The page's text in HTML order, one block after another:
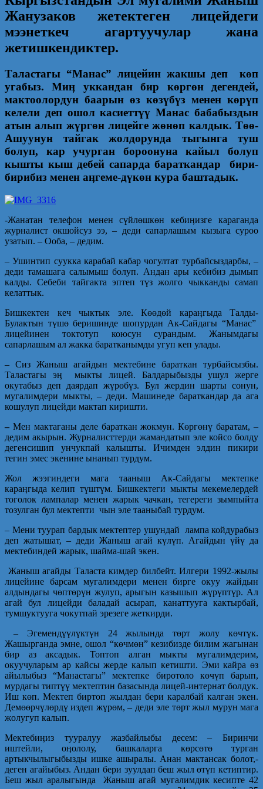
Жанузаков жетектеген лицейдеги
мээнеткеч агартуучулар жана
жетишкендиктер.
Таластагы “Манас” лицейин жакшы деп көп
угабыз. Миӊ уккандан бир көргөн дегендей,
мактоолордун баарын өз көзүбүз менен көрүп
келели деп ошол касиеттүү Манас бабабыздын
атын алып жүргөн лицейге жөнөп калдык. Төө-
Ашуунун тайгак жолдорунда тыгынга туш
болуп, кар учурган бороонуна кайыл болуп
кышты кыш дебей сапарда бараткандар бири-
бирибиз менен аӊгеме-дүкөн кура баштадык.
-Жанатан телефон менен сүйлөшкөн кебиӊизге караганда
журналист окшойсуз ээ, – деди сапарлашым кызыга суроо
узатып. – Ооба, – дедим.
– Ушинтип суукка карабай кабар чогултат турбайсыздарбы, –
деди тамашага салымыш болуп. Андан ары кебибиз дымып
калды. Себеби тайгакта эптеп түз жолго чыкканды самап
келаттык.
Бишкектен кеч чыктык эле. Көөдөй караӊгыда Талды-
Булактын түшө беришинде шопурдан Ак-Сайдагы “Манас”
лицейинен токтотуп коюсун сурандым. Жанымдагы
сапарлашым ал жакка баратканымды угуп кеп улады.
– Сиз Жаныш агайдын мектебине бараткан турбайсызбы.
Таластагы эӊ мыкты лицей. Балдарыбызды ушул жерге
окутабыз деп даярдап жүрөбүз. Бул жердин шарты сонун,
мугалимдери мыкты, – деди. Машинеде бараткандар да ага
кошулуп лицейди мактап киришти.
– Мен мактаганы деле бараткан жокмун. Көргөнү баратам, –
дедим акырын. Журналисттерди жамандатып эле койсо болду
дегенсишип унчукпай калышты. Ичимден элдин пикири
тегин эмес экенине ынанып турдум.
Жол жээгиндеги мага тааныш Ак-Сайдагы мектепке
караӊгыда келип түштүм. Бишкектеги мыкты мекемелердей
тоголок лампалар менен жарык чачкан, тегереги зымпыйта
тозулган бул мектепти чын эле тааныбай турдум.
– Мени туурап бардык мектептер ушундай лампа койдурабыз
деп жатышат, – деди Жаныш агай күлүп. Агайдын үйү да
мектебиндей жарык, шайма-шай экен.
Жаныш агайды Таласта кимдер билбейт. Илгери 1992-жылы
лицейине барсам мугалимдери менен бирге окуу жайдын
алдындагы чөптөрүн жулуп, арыгын казышып жүрүптүр. Ал
агай бул лицейди баладай асырап, канаттууга кактырбай,
тумшуктууга чокутпай эрезеге жеткирди.
– Эгемендүүлүктүн 24 жылында төрт жолу көчтүк.
Жашырганда эмне, ошол “көчмөн” кезибизде билим жагынан
бир аз аксадык. Топтоп алган мыкты мугалимдерим,
окуучуларым ар кайсы жерде калып кетишти. Эми кайра өз
айылыбыз “Манастагы” мектепке биротоло көчүп барып,
мурдагы типтүү мектептин базасында лицей-интернат болдук.
Иш көп. Мектеп биртоп жылдан бери каралбай калган экен.
Демөөрчүлөрдү издеп жүрөм, – деди эле төрт жыл мурун мага
жолугуп калып.
Мектебиӊиз тууралуу жазбайлыбы десем: – Биринчи
иштейли, оӊололу, башкаларга көрсөтө турган
артыкчылыгыбызды ишке ашыралы. Анан мактансак болот,-
деген агайыбыз. Андан бери зуулдап беш жыл өтүп кетиптир.
Беш жыл аралыгында Жаныш агай мугалимдик кесипте 42